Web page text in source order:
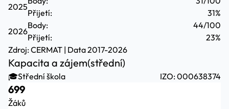
2025
Přijetí:
31%
2026
Body:
44/100
Přijetí:
23%
Zdroj:CERMAT | Data 2017-2026
Kapacita a zájem(střední)
🎓Střední škola IZO: 000638374
699
Žáků